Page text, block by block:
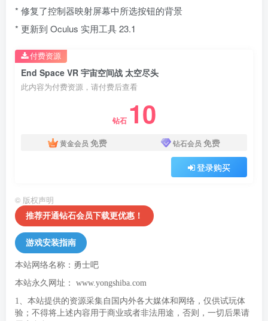
* 修复了控制器映射屏幕中所选按钮的背景
* 更新到 Oculus 实用工具 23.1
End Space VR 宇宙空间战 太空尽头
此内容为付费资源，请付费后查看
钻石 10
黄金会员 免费 钻石会员 免费
登录购买
付费资源
© 版权声明
推荐开通钻石会员下载更优惠！
游戏安装指南
本站网络名称：勇士吧
本站永久网址： www.yongshiba.com
1、本站提供的资源采集自国内外各大媒体和网络，仅供试玩体
验；不得将上述内容用于商业或者非法用途，否则，一切后果请